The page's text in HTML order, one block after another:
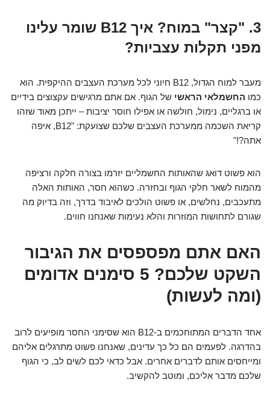
3. "קצר" במוח? איך B12 שומר עלינו
מפני תקלות עצביות?
מעבר למוח הגדול, B12 חיוני לכל מערכת העצבים ההיקפית. הוא
כמו החשמלאי הראשי של הגוף. אם אתם מרגישים עקצוצים בידיים
או ברגליים, נימול, חולשה או אפילו חוסר יציבות – ייתכן מאוד שזהו
קריאת השכמה ממערכת העצבים שלכם שצועקת: "B12, איפה
אתה?!"
הוא פשוט דואג שהאותות החשמליים יזרמו בצורה חלקה ורציפה
מהמוח לשאר חלקי הגוף ובחזרה. כשהוא חסר, האותות האלה
מתעכבים, נחלשים, או פשוט הולכים לאיבוד בדרך, וזה בדיוק מה
שגורם לתחושות המוזרות והלא נעימות שאנחנו חווים.
האם אתם מפספסים את הגיבור
השקט שלכם? 5 סימנים אדומים
(ומה לעשות)
אחד הדברים המתוחכמים ב-B12 הוא שסימני החסר מופיעים לרוב
בהדרגה. לפעמים הם כל כך עדינים, שאנחנו פשוט מתרגלים אליהם
ומייחסים אותם לדברים אחרים. אבל כדאי לכם לשים לב, כי הגוף
שלכם מדבר אליכם, ומוטב להקשיב.